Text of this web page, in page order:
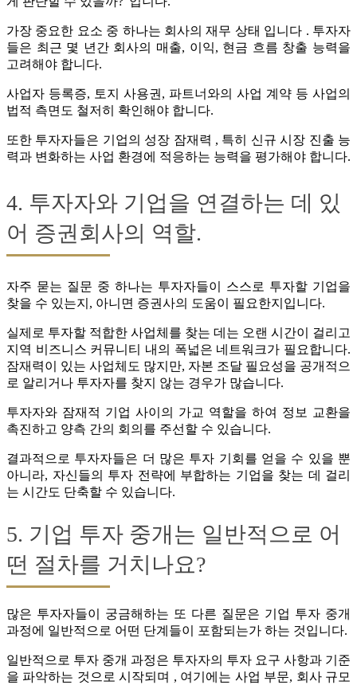
가장 중요한 요소 중 하나는 회사의 재무 상태 입니다 . 투자자
들은 최근 몇 년간 회사의 매출, 이익, 현금 흐름 창출 능력을
고려해야 합니다.
사업자 등록증, 토지 사용권, 파트너와의 사업 계약 등 사업의
법적 측면도 철저히 확인해야 합니다.
또한 투자자들은 기업의 성장 잠재력 , 특히 신규 시장 진출 능
력과 변화하는 사업 환경에 적응하는 능력을 평가해야 합니다.
4. 투자자와 기업을 연결하는 데 있
어 증권회사의 역할.
자주 묻는 질문 중 하나는 투자자들이 스스로 투자할 기업을
찾을 수 있는지, 아니면 증권사의 도움이 필요한지입니다.
실제로 투자할 적합한 사업체를 찾는 데는 오랜 시간이 걸리고
지역 비즈니스 커뮤니티 내의 폭넓은 네트워크가 필요합니다.
잠재력이 있는 사업체도 많지만, 자본 조달 필요성을 공개적으
로 알리거나 투자자를 찾지 않는 경우가 많습니다.
투자자와 잠재적 기업 사이의 가교 역할을 하여 정보 교환을
촉진하고 양측 간의 회의를 주선할 수 있습니다.
결과적으로 투자자들은 더 많은 투자 기회를 얻을 수 있을 뿐
아니라, 자신들의 투자 전략에 부합하는 기업을 찾는 데 걸리
는 시간도 단축할 수 있습니다.
5. 기업 투자 중개는 일반적으로 어
떤 절차를 거치나요?
많은 투자자들이 궁금해하는 또 다른 질문은 기업 투자 중개
과정에 일반적으로 어떤 단계들이 포함되는가 하는 것입니다.
일반적으로 투자 중개 과정은 투자자의 투자 요구 사항과 기준
을 파악하는 것으로 시작되며 , 여기에는 사업 부문, 회사 규모